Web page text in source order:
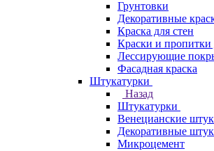
Грунтовки
Декоративные
Краска для стен
Краски и пропитки
Лессирующие
Фасадная краска
Штукатурки
Назад
Штукатурки
Венецианские
Декоративные
Микроцемент